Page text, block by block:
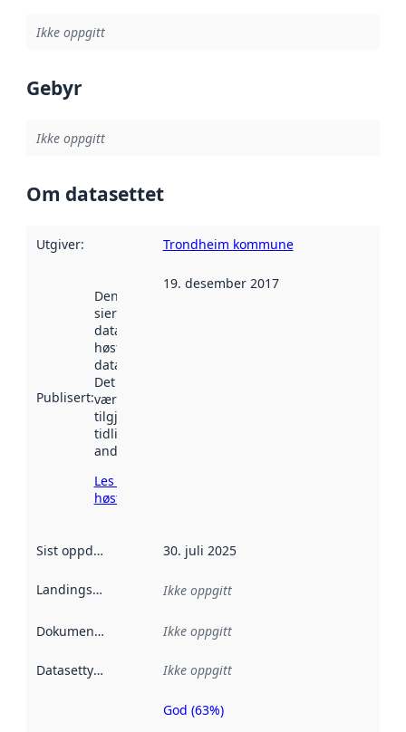
Ikke oppgitt
Gebyr
Ikke oppgitt
Om datasettet
Utgiver: Trondheim kommune
Publisert:
Denne datoen
sier når
datasettet ble
høstet av
data.norge.no.
Det kan ha
vært
tilgjengelig
tidligere
andre steder.
Les mer om
høsting her
19. desember 2017
Sist oppdatert 30. juli 2025
Landingsside Ikke oppgitt
Dokumentasjon Ikke oppgitt
Datasettype Ikke oppgitt
Metadatakvalitet
God (63%)